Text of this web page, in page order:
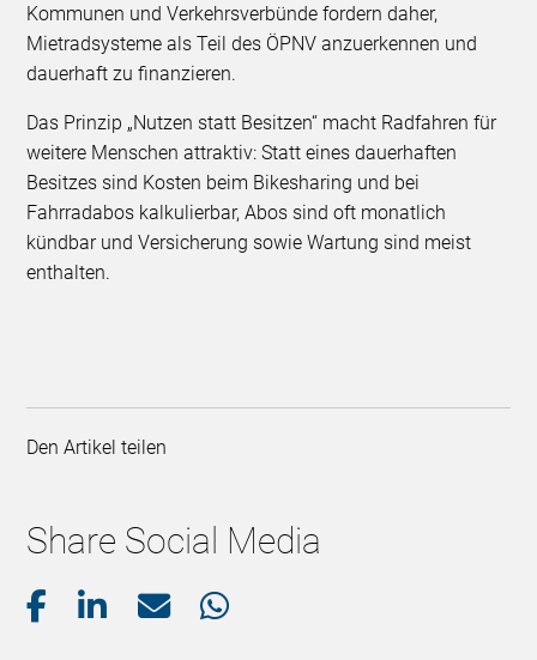
Kommunen und Verkehrsverbünde fordern daher,
Mietradsysteme als Teil des ÖPNV anzuerkennen und
dauerhaft zu finanzieren.
Das Prinzip „Nutzen statt Besitzen“ macht Radfahren für
weitere Menschen attraktiv: Statt eines dauerhaften
Besitzes sind Kosten beim Bikesharing und bei
Fahrradabos kalkulierbar, Abos sind oft monatlich
kündbar und Versicherung sowie Wartung sind meist
enthalten.
Den Artikel teilen
Share Social Media